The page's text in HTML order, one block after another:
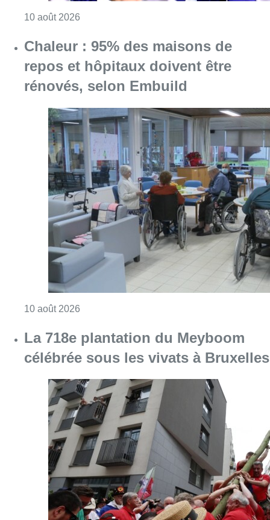
10 août 2026
Chaleur : 95% des maisons de
repos et hôpitaux doivent être
rénovés, selon Embuild
10 août 2026
La 718e plantation du Meyboom
célébrée sous les vivats à Bruxelles